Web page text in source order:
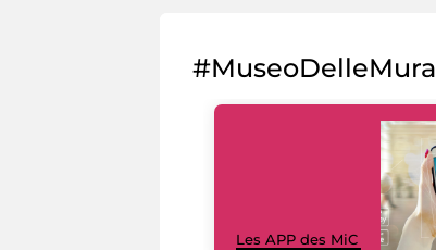
#MuseoDelleMura
Les APP des MiC